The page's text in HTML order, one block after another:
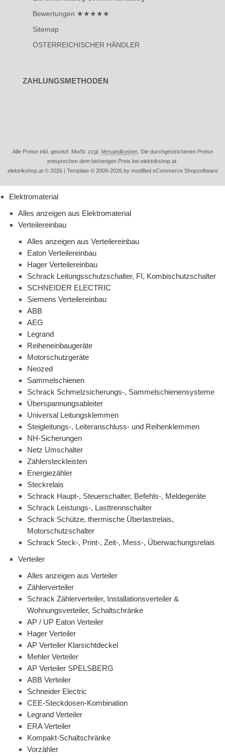
Bewertungen ★★★★★
Sitemap
ÖSTERREICHISCHER HÄNDLER
ZAHLUNGSMETHODEN
Alle Preise inkl. gesetzl. MwSt. zzgl. Versandkosten. Die durchgestrichenen Preise
entsprechen dem bisherigen Preis bei elektrikshop.at.
elektrikshop.at © 2026 | Template © 2009-2026 by modified eCommerce Shopsoftware
Elektromaterial
Alles anzeigen aus Elektromaterial
Verteilereinbau
Alles anzeigen aus Verteilereinbau
Eaton Verteilereinbau
Hager Verteilereinbau
Schrack Leitungsschutzschalter, FI, Kombischutzschalter
SCHNEIDER ELECTRIC
Siemens Verteilereinbau
ABB
AEG
Legrand
Reiheneinbaugeräte
Motorschutzgeräte
Neozed
Sammelschienen
Schrack Schmelzsicherungs-, Sammelschienensysteme
Überspannungsableiter
Universal Leitungsklemmen
Steigleitungs-, Leiteranschluss- und Reihenklemmen
NH-Sicherungen
Netz Umschalter
Zählersteckleisten
Energiezähler
Steckrelais
Schrack Haupt-, Steuerschalter, Befehls-, Meldegeräte
Schrack Leistungs-, Lasttrennschalter
Schrack Schütze, thermische Überlastrelais,
Motorschutzschalter
Schrack Steck-, Print-, Zeit-, Mess-, Überwachungsrelais
Verteiler
Alles anzeigen aus Verteiler
Zählerverteiler
Schrack Zählerverteiler, Installationsverteiler &
Wohnungsverteiler, Schaltschränke
AP / UP Eaton Verteiler
Hager Verteiler
AP Verteiler Klarsichtdeckel
Mehler Verteiler
AP Verteiler SPELSBERG
ABB Verteiler
Schneider Electric
CEE-Steckdosen-Kombination
Legrand Verteiler
ERA Verteiler
Kompakt-Schaltschränke
Vorzähler